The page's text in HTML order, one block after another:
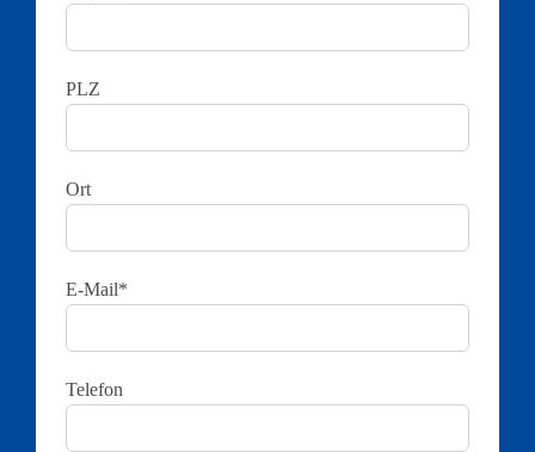
PLZ
Ort
E-Mail*
Telefon